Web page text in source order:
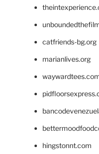
catfriends-bg.org
marianlives.org
hingstonnt.com